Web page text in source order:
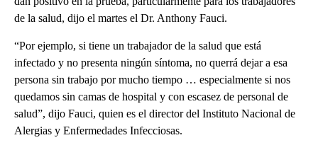
de la salud, dijo el martes el Dr. Anthony Fauci.
“Por ejemplo, si tiene un trabajador de la salud que está
infectado y no presenta ningún síntoma, no querrá dejar a esa
persona sin trabajo por mucho tiempo … especialmente si nos
quedamos sin camas de hospital y con escasez de personal de
salud”, dijo Fauci, quien es el director del Instituto Nacional de
Alergias y Enfermedades Infecciosas.